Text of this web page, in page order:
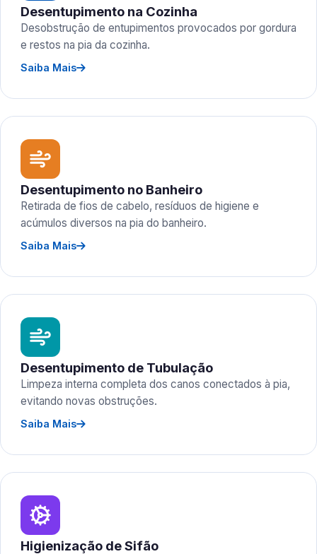
Desentupimento na Cozinha
Desobstrução de entupimentos provocados por gordura
e restos na pia da cozinha.
Saiba Mais
Desentupimento no Banheiro
Retirada de fios de cabelo, resíduos de higiene e
acúmulos diversos na pia do banheiro.
Saiba Mais
Desentupimento de Tubulação
Limpeza interna completa dos canos conectados à pia,
evitando novas obstruções.
Saiba Mais
Higienização de Sifão